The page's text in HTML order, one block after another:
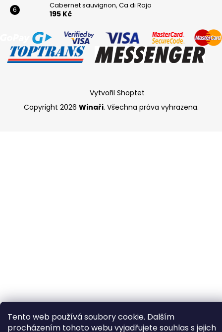
Tento web používá soubory cookie. Dalším
procházením tohoto webu vyjadřujete souhlas s jejich
Cabernet sauvignon, Ca di Rajo
195 Kč
Vytvořil Shoptet
Copyright 2026 Winaři. Všechna práva vyhrazena.